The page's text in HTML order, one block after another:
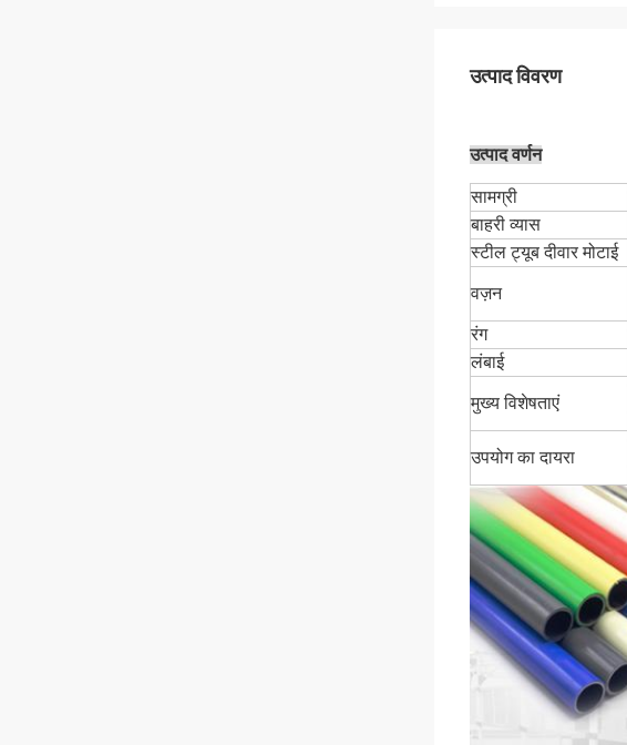
उत्पाद विवरण
उत्पाद वर्णन
सामग्री
बाहरी व्यास
स्टील ट्यूब दीवार मोटाई
वज़न
रंग
लंबाई
मुख्य विशेषताएं
उपयोग का दायरा